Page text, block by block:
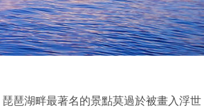
琶湖畔最著名的景點莫過於被畫入浮世